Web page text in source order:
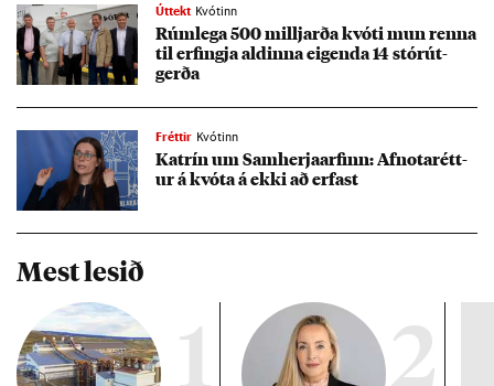
Úttekt Kvótinn
Rúm­lega 500 millj­arða kvóti mun renna
til erf­ingja ald­inna eig­enda 14 stór­út­
gerða
Fréttir Kvótinn
Katrín um Sam­herja­arf­inn: Af­nota­rétt­
ur á kvóta á ekki að erf­ast
Mest lesið
1 2